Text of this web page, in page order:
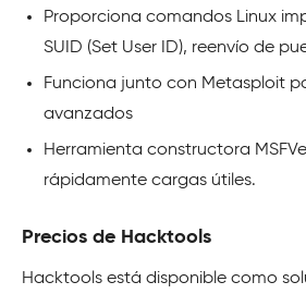
Proporciona comandos Linux
SUID (Set User ID), reenvío de
Funciona junto con Metasploit
avanzados
Herramienta constructora
rápidamente cargas útiles.
Precios de Hacktools
Hacktools está disponible como